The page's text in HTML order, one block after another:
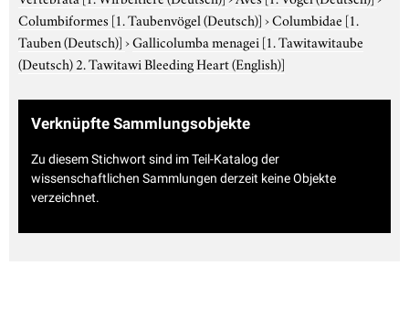
Columbiformes [1. Taubenvögel (Deutsch)]›Columbidae [1.
Tauben (Deutsch)]›Gallicolumba menagei [1. Tawitawitaube
(Deutsch) 2. Tawitawi Bleeding Heart (English)]
Verknüpfte Sammlungsobjekte
Zu diesem Stichwort sind im Teil-Katalog der
wissenschaftlichen Sammlungen derzeit keine Objekte
verzeichnet.